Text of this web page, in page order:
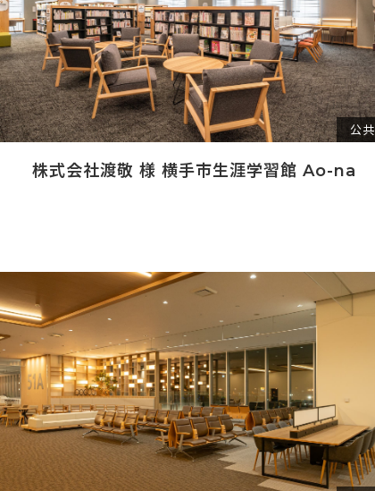
公共
株式会社渡敬 様 横手市生涯学習館 Ao-na